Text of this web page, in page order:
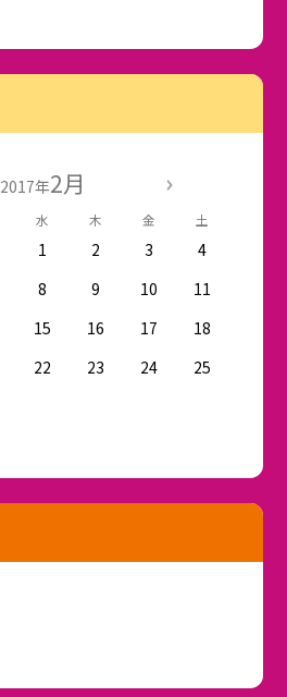
2017年2月
水 木 金 土
1 2 3
4
8 9 10
11
15 16 17
18
22 23 24
25